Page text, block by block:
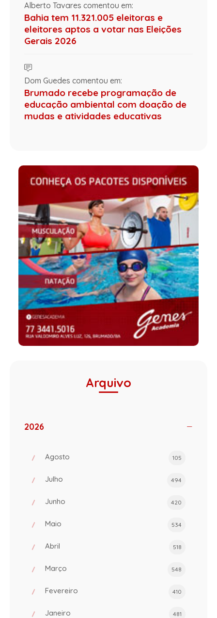
Alberto Tavares comentou em:
Bahia tem 11.321.005 eleitoras e
eleitores aptos a votar nas Eleições
Gerais 2026
Dom Guedes comentou em:
Brumado recebe programação de
educação ambiental com doação de
mudas e atividades educativas
Arquivo
2026
Agosto 105
Julho 494
Junho 420
Maio 534
Abril 518
Março 548
Fevereiro 410
Janeiro 481